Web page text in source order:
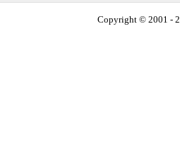
Copyright © 2001 -